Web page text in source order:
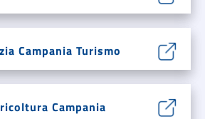
Campania Turismo
Campania